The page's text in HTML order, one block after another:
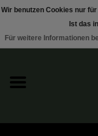
Sonderangebote / Rabattaktionen
Kleding
Wir benutzen Cookies nur
Ist das
Für weitere Informationen